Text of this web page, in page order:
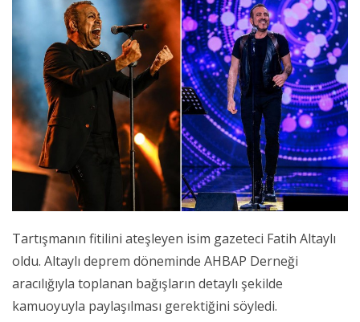
Tartışmanın fitilini ateşleyen isim gazeteci Fatih Altaylı
oldu. Altaylı deprem döneminde AHBAP Derneği
aracılığıyla toplanan bağışların detaylı şekilde
kamuoyuyla paylaşılması gerektiğini söyledi.